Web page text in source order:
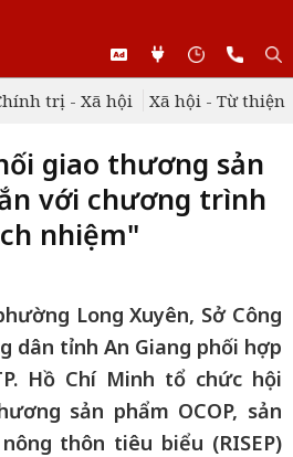
trị - Xã hội Xã hội - Từ thiện
giao thương sản
với chương trình
nhiệm"
Long Xuyên, Sở Công
dân tỉnh An Giang phối hợp
Hồ Chí Minh tổ chức hội
sản phẩm OCOP, sản
thôn tiêu biểu (RISEP)